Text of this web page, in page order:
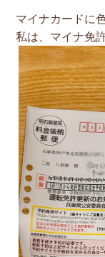
マイナカードに
私は、マイナ免